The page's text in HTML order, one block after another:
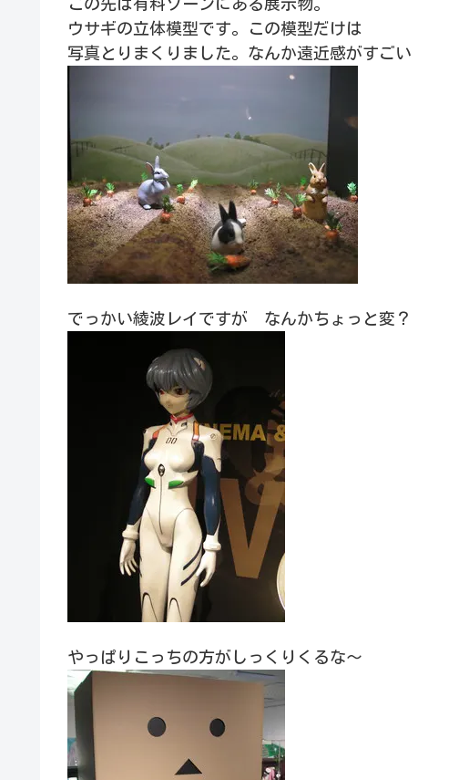
ウサギの立体模型です。この模型だけは
写真とりまくりました。なんか遠近感がすごい
でっかい綾波レイですが なんかちょっと変？
やっぱりこっちの方がしっくりくるな～